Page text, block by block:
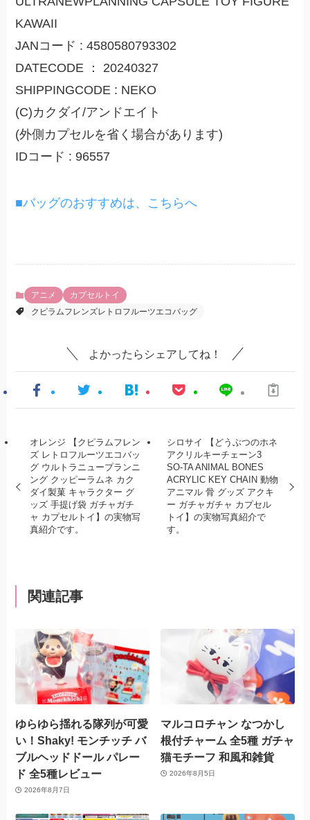
KAWAII
JANコード : 4580580793302
DATECODE ： 20240327
SHIPPINGCODE : NEKO
(C)カクダイ/アンドエイト
(外側カプセルを省く場合があります)
IDコード : 96557
■バッグのおすすめは、こちらへ
アニメ
カプセルトイ
クピラムフレンズレトロフルーツエコバッグ
よかったらシェアしてね！
オレンジ 【クピラムフレン
ズ レトロフルーツエコバッ
グ ウルトラニュープランニ
ング クッピーラムネ カク
ダイ製菓 キャラクター グ
ッズ 手提げ袋 ガチャガチ
ャ カプセルトイ】の実物写
真紹介です。
シロサイ 【どうぶつのホネ
アクリルキーチェーン3
SO-TA ANIMAL BONES
ACRYLIC KEY CHAIN 動物
アニマル 骨 グッズ アクキ
ー ガチャガチャ カプセル
トイ】の実物写真紹介で
す。
関連記事
ゆらゆら揺れる隊列が可愛
い！Shaky! モンチッチ バ
ブルヘッドドール パレー
ド 全5種レビュー
2026年8月7日
マルコロチャン なつかし
根付チャーム 全5種 ガチャ
猫モチーフ 和風和雑貨
2026年8月5日